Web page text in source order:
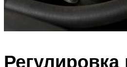
Регулировка